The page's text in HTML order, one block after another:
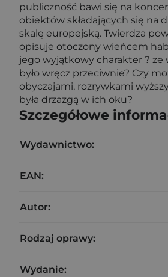
publiczność bawi się na
obiektów składających się na
skalę europejską. Twierdza
opisuje otoczony wieńcem
jego wyjątkowy charakter ?
było wręcz przeciwnie? Czy
obyczajami, rozrywkami
była drzazgą w ich oku?
Szczegółowe
Wydawnictwo:
EAN:
Autor:
Rodzaj oprawy:
Wydanie: